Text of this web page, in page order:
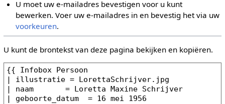
U moet uw e-mailadres bevestigen voor u kunt
bewerken. Voer uw e-mailadres in en bevestig het via uw
voorkeuren.
U kunt de brontekst van deze pagina bekijken en kopiëren.